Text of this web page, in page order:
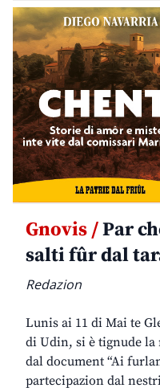
Gnovis /Par
salti fûr dal
Redazion
Lunis ai 11 di Mai te
di Udin, si è tignude la
dal document “Ai
partecipazion dal